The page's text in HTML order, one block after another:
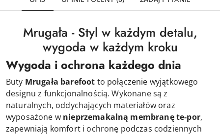
Mrugała - Styl w każdym detalu,
wygoda w każdym kroku
Wygoda i ochrona każdego dnia
Buty Mrugała barefoot to połączenie wyjątkowego
designu z funkcjonalnością. Wykonane są z
naturalnych, oddychających materiałów oraz
wyposażone w nieprzemakalną membranę te-por,
zapewniają komfort i ochronę podczas codziennych